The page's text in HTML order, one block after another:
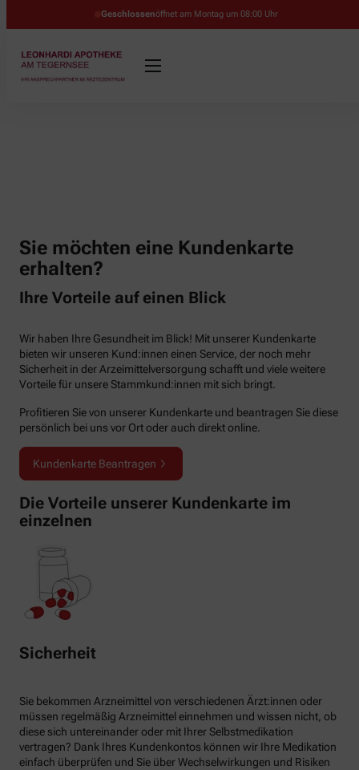
Geschlossenöffnet am Montag um 08:00 Uhr
Sie möchten eine Kundenkarte
erhalten?
Ihre Vorteile auf einen Blick
Wir haben Ihre Gesundheit im Blick! Mit unserer Kundenkarte
bieten wir unseren Kund:innen einen Service, der noch mehr
Sicherheit in der Arzeimittelversorgung schafft und viele weitere
Vorteile für unsere Stammkund:innen mit sich bringt.
Profitieren Sie von unserer Kundenkarte und beantragen Sie diese
persönlich bei uns vor Ort oder auch direkt online.
Kundenkarte Beantragen
Die Vorteile unserer Kundenkarte im
einzelnen
Sicherheit
Sie bekommen Arzneimittel von verschiedenen Ärzt:innen oder
müssen regelmäßig Arzneimittel einnehmen und wissen nicht, ob
diese sich untereinander oder mit Ihrer Selbstmedikation
vertragen? Dank Ihres Kundenkontos können wir Ihre Medikation
einfach überprüfen und Sie über Wechselwirkungen und Risiken